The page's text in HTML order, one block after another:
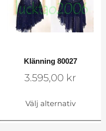
Klänning 80027
3.595,00 kr
Välj alternativ